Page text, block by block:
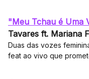
"Meu Tchau é Uma
Tavares ft. Mariana
Duas das vozes
feat ao vivo que